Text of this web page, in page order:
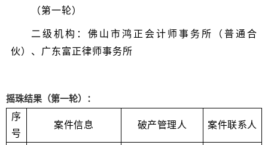
（第一轮）
二级机构：佛山市鸿正会计师事务所（普通合
伙）、广东富正律师事务所
摇珠结果（第一轮）：
序
号
案件信息 破产管理人 案件联系人